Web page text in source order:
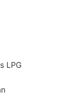
LPG